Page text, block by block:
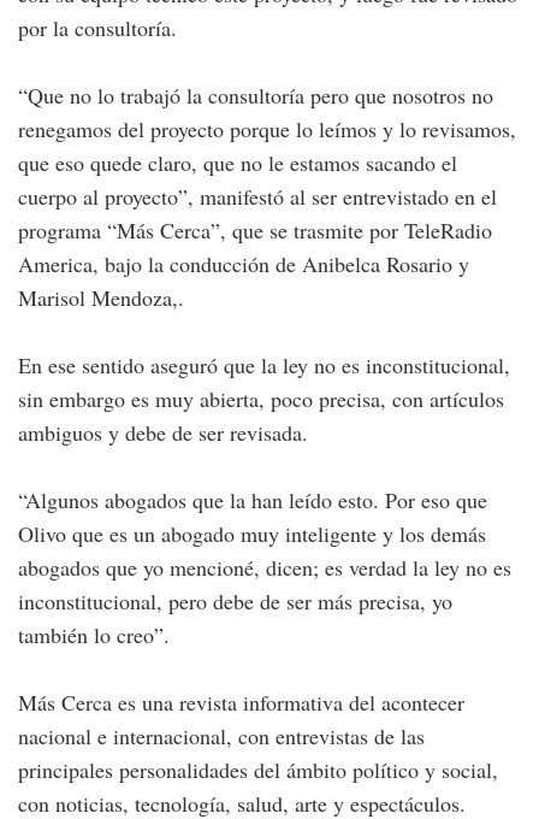
por la consultoría.
“Que no lo trabajó la consultoría pero que nosotros no
renegamos del proyecto porque lo leímos y lo revisamos,
que eso quede claro, que no le estamos sacando el
cuerpo al proyecto”, manifestó al ser entrevistado en el
programa “Más Cerca”, que se trasmite por TeleRadio
America, bajo la conducción de Anibelca Rosario y
Marisol Mendoza,.
En ese sentido aseguró que la ley no es inconstitucional,
sin embargo es muy abierta, poco precisa, con artículos
ambiguos y debe de ser revisada.
“Algunos abogados que la han leído esto. Por eso que
Olivo que es un abogado muy inteligente y los demás
abogados que yo mencioné, dicen; es verdad la ley no es
inconstitucional, pero debe de ser más precisa, yo
también lo creo”.
Más Cerca es una revista informativa del acontecer
nacional e internacional, con entrevistas de las
principales personalidades del ámbito político y social,
con noticias, tecnología, salud, arte y espectáculos.